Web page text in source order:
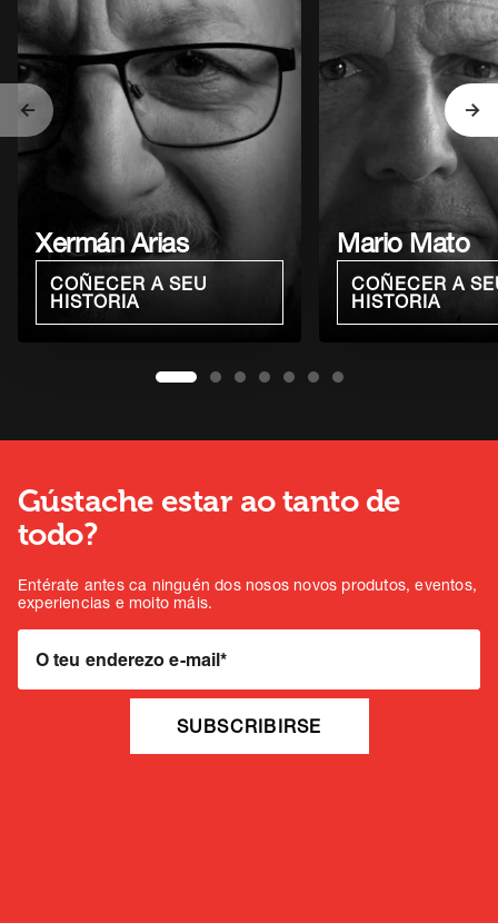
Xermán Arias
COÑECER A SEU
HISTORIA
Mario Mato
COÑECER A
HISTORIA
1 2 3 4 5 6 7
Antigo
Gústache estar ao tanto de
todo?
Entérate antes ca ninguén dos nosos novos produtos, eventos,
experiencias e moito máis.
O teu enderezo e-mail*
SUBSCRIBIRSE